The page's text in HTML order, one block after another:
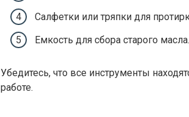
Салфетки или тряпки для
Емкость для сбора старого масла.
Убедитесь, что все инструменты
работе.